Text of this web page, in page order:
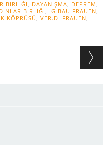
BIRLIĞI , DAYANIŞMA, DEPREM ,
BIRLIĞI , IG BAU FRAUEN,
KÖPRÜSÜ , VER.DI FRAUEN,